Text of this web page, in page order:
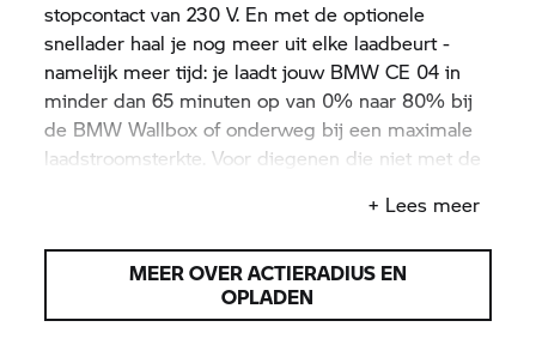
stopcontact van 230 V. En met de optionele
snellader haal je nog meer uit elke laadbeurt -
namelijk meer tijd: je laadt jouw BMW CE 04 in
minder dan 65 minuten op van 0% naar 80% bij
de BMW Wallbox of onderweg bij een maximale
laadstroomsterkte. Voor diegenen die niet met de
+ Lees meer
MEER OVER ACTIERADIUS EN
OPLADEN